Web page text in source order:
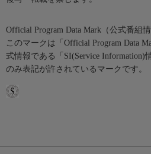
Official Program Data Mark（公式番組情
このマークは「Official Program Data
式情報である「SI(Service Information)
のみ表記が許されているマークです。